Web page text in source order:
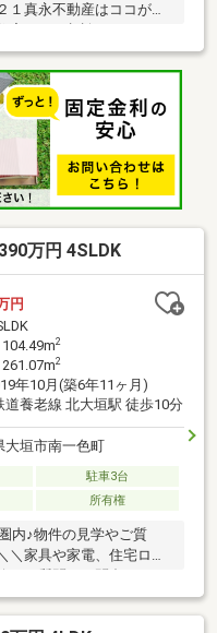
１真永不動産はココがお
ズスペース完備！〇不動
30～18：00 (定休日：水
せがスムーズにご案内で
万円 4SLDK
円
2
2
年10月(築6年11ヶ月)
道養老線 北大垣駅 徒歩10分
大垣市南一色町
駐車3台
所有権
内♪物件の見学やご質
家具や家電、住宅ロー
ご質問・お問合せはこ
料】ニッカ不動産へ！